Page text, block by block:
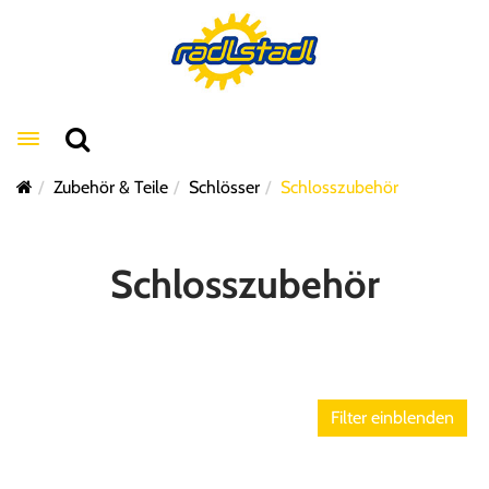
Toggle navigation
Zubehör & Teile Schlösser Schlosszubehör
Schlosszubehör
Filter einblenden